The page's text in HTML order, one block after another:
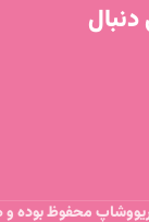
محفوظ بوده و